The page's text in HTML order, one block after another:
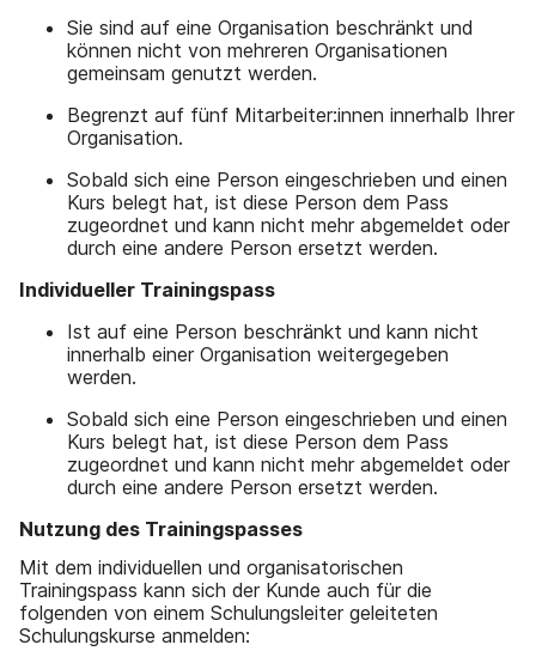
Sie sind auf eine Organisation beschränkt und
können nicht von mehreren Organisationen
gemeinsam genutzt werden.
Begrenzt auf fünf Mitarbeiter:innen innerhalb Ihrer
Organisation.
Sobald sich eine Person eingeschrieben und einen
Kurs belegt hat, ist diese Person dem Pass
zugeordnet und kann nicht mehr abgemeldet oder
durch eine andere Person ersetzt werden.
Individueller Trainingspass
Ist auf eine Person beschränkt und kann nicht
innerhalb einer Organisation weitergegeben
werden.
Sobald sich eine Person eingeschrieben und einen
Kurs belegt hat, ist diese Person dem Pass
zugeordnet und kann nicht mehr abgemeldet oder
durch eine andere Person ersetzt werden.
Nutzung des Trainingspasses
Mit dem individuellen und organisatorischen
Trainingspass kann sich der Kunde auch für die
folgenden von einem Schulungsleiter geleiteten
Schulungskurse anmelden: